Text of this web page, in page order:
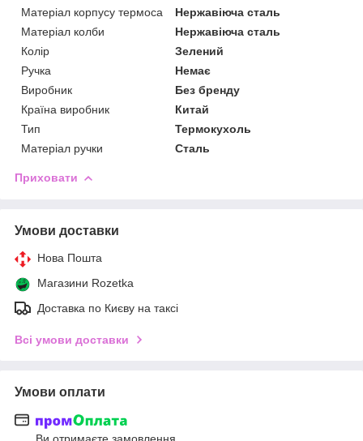
Матеріал корпусу термоса
Нержавіюча сталь
Матеріал колби
Нержавіюча сталь
Колір
Зелений
Ручка
Немає
Виробник
Без бренду
Країна виробник
Китай
Тип
Термокухоль
Матеріал ручки
Сталь
Приховати
Умови доставки
Нова Пошта
Магазини Rozetka
Доставка по Києву на таксі
Всі умови доставки
Умови оплати